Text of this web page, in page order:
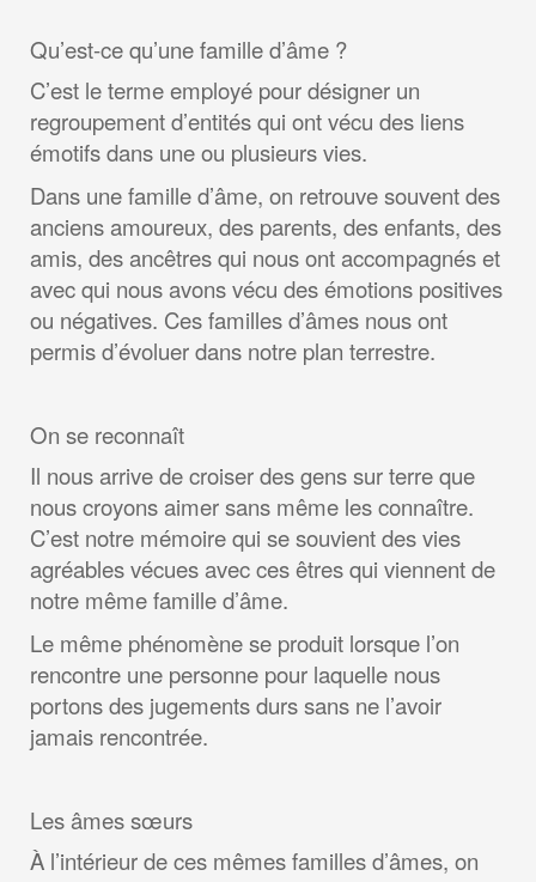
Qu’est-ce qu’une famille d’âme ?
C’est le terme employé pour désigner un
regroupement d’entités qui ont vécu des liens
émotifs dans une ou plusieurs vies.
Dans une famille d’âme, on retrouve souvent des
anciens amoureux, des parents, des enfants, des
amis, des ancêtres qui nous ont accompagnés et
avec qui nous avons vécu des émotions positives
ou négatives. Ces familles d’âmes nous ont
permis d’évoluer dans notre plan terrestre.
On se reconnaît
Il nous arrive de croiser des gens sur terre que
nous croyons aimer sans même les connaître.
C’est notre mémoire qui se souvient des vies
agréables vécues avec ces êtres qui viennent de
notre même famille d’âme.
Le même phénomène se produit lorsque l’on
rencontre une personne pour laquelle nous
portons des jugements durs sans ne l’avoir
jamais rencontrée.
Les âmes sœurs
À l’intérieur de ces mêmes familles d’âmes, on